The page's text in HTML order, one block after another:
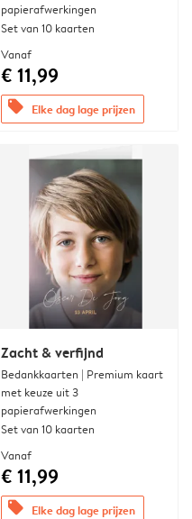
papierafwerkingen
Set van 10 kaarten
Vanaf
€ 11,99
offers Elke dag lage prijzen
Zacht & verfijnd
Bedankkaarten | Premium kaart
met keuze uit 3
papierafwerkingen
Set van 10 kaarten
Vanaf
€ 11,99
offers Elke dag lage prijzen